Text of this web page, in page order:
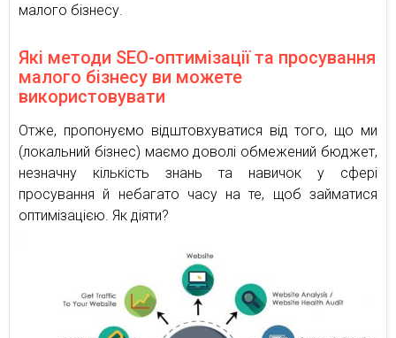
малого бізнесу.
Які методи SEO-оптимізації та просування
малого бізнесу ви можете
використовувати
Отже, пропонуємо відштовхуватися від того, що ми
(локальний бізнес) маємо доволі обмежений бюджет,
незначну кількість знань та навичок у сфері
просування й небагато часу на те, щоб займатися
оптимізацією. Як діяти?